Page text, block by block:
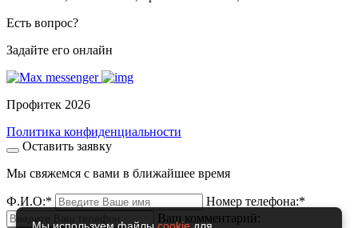
Есть вопрос?
Задайте его онлайн
Профитек 2026
Политика конфиденциальности
Оставить заявку
Мы свяжемся с вами в ближайшее время
Ф.И.О:* Номер телефона:*
Ваш комментарий: